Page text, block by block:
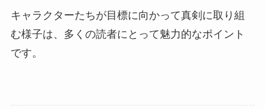
キャラクターたちが目標に向かって真剣に取り組
む様子は、多くの読者にとって魅力的なポイント
です。